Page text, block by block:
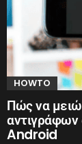
HOWTO
Πώς να
Android